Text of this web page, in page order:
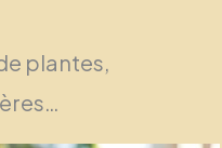
plantes,